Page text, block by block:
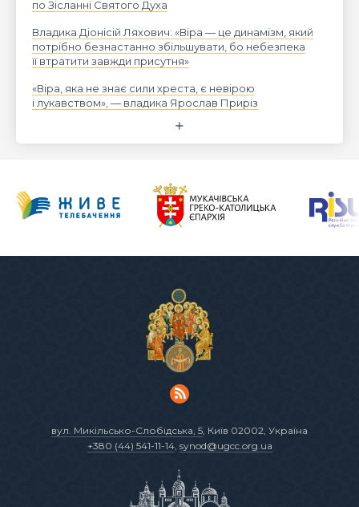
по Зісланні Святого Духа
Владика Діонісій Ляхович: «Віра — це динамізм, який
потрібно безнастанно збільшувати, бо небезпека
її втратити завжди присутня»
«Віра, яка не знає сили хреста, є невірою
і лукавством», — владика Ярослав Приріз
вул. Микільсько-Слобідська, 5, Київ 02002, Україна
+380 (44) 541-11-14, synod@ugcc.org.ua